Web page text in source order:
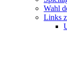
Wahl
Links